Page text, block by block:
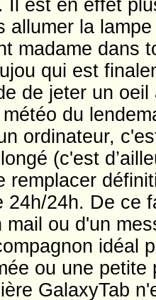
Il est en effet
allumer la
madame dans
qui est
de jeter un
du
ordinateur,
(c'est
remplacer
24h/24h. De ce
mail ou d'un
idéal
ou une petite
GalaxyTab